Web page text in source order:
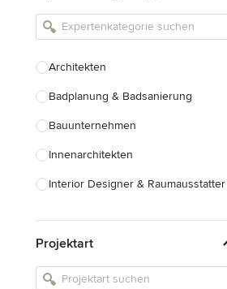
Architekten
Badplanung & Badsanierung
Bauunternehmen
Innenarchitekten
Interior Designer & Raumausstatter
Landschaftsarchitekten
Armaturen & Sanitärbedarf
Projektart